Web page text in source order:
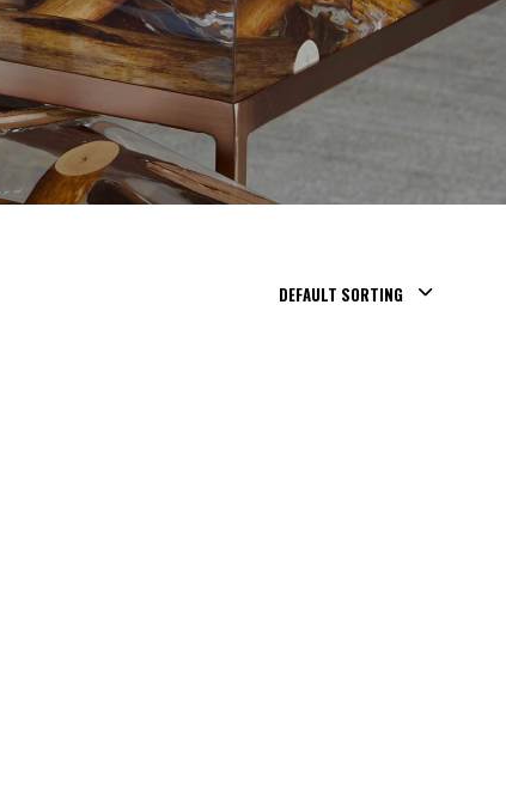
DEFAULT SORTING